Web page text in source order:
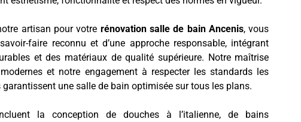
artisan pour votre rénovation salle de bainAncenis, vous
faire reconnu et d’une approche responsable, intégrant
et des matériaux de qualité supérieure. Notre maîtrise
et notre engagement à respecter les standards les
garantissent une salle de bain optimisée sur tous les plans.
la conception de douches à l’italienne, de bains